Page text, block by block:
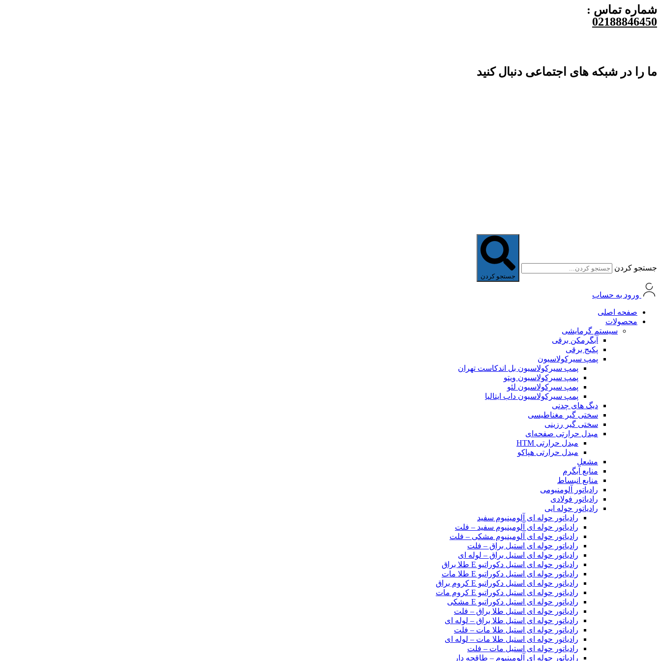
شماره تماس :
02188846450
ما را در شبکه های اجتماعی دنبال کنید
جستجو کردن
جستجو کردن
ورود به حساب
صفحه اصلی
محصولات
سیستم گرمایشی
آبگرمکن برقی
پکیج برقی
پمپ سیرکولاسیون
پمپ سیرکولاسیون بل اندکاست تهران
پمپ سیرکولاسیون ویتو
پمپ سیرکولاسیون لئو
پمپ سیرکولاسیون داب ایتالیا
دیگ های چدنی
سختی گیر مغناطیسی
سختی گیر رزینی
مبدل حرارتی صفحه‌ای
مبدل حرارتی HTM‎
مبدل حرارتی هپاکو
مشعل
منابع آبگرم
منابع انبساط
رادیاتور آلومنیومی
رادیاتور فولادی
رادیاتور حوله ایی
رادیاتور حوله ای آلومینیوم سفید
رادیاتور حوله ای آلومینیوم سفید – فلت
رادیاتور حوله ای آلومینیوم مشکی – فلت
رادیاتور حوله ای استیل براق – فلت
رادیاتور حوله ای استیل براق – لوله ای
رادیاتور حوله ای استیل دکوراتیو E طلا براق
رادیاتور حوله ای استیل دکوراتیو E طلا مات
رادیاتور حوله ای استیل دکوراتیو E کروم براق
رادیاتور حوله ای استیل دکوراتیو E کروم مات
رادیاتور حوله ای استیل دکوراتیو E مشکی
رادیاتور حوله ای استیل طلا براق – فلت
رادیاتور حوله ای استیل طلا براق – لوله ای
رادیاتور حوله ای استیل طلا مات – فلت
رادیاتور حوله ای استیل طلا مات – لوله ای
رادیاتور حوله ای استیل مات – فلت
رادیاتور حوله ای آلومینیوم – طاقچه دار